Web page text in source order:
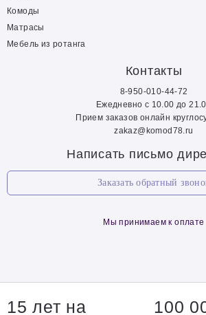
Комоды
Матрасы
Мебель из ротанга
Контакты
8-950-010-44-72
Ежедневно с 10.00 до
Прием заказов онлайн
zakaz@komod78.ru
Написать письмо
Заказать обратный
Мы принимаем к оплате
15 лет на 100